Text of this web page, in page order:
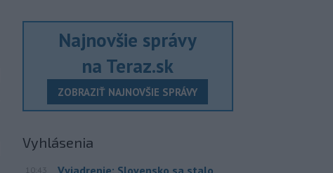
Najnovšie správy
na Teraz.sk
ZOBRAZIŤ NAJNOVŠIE SPRÁVY
Vyhlásenia
10:43
Vyjadrenie: Slovensko sa stalo